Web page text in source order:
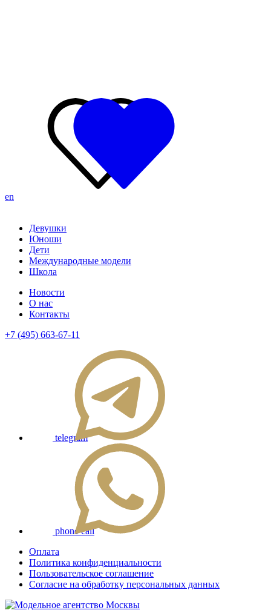
en
Девушки
Юноши
Дети
Международные модели
Школа
Новости
О нас
Контакты
+7 (495) 663-67-11
telegram
phone call
Оплата
Политика конфиденциальности
Пользовательское соглашение
Согласие на обработку персональных данных